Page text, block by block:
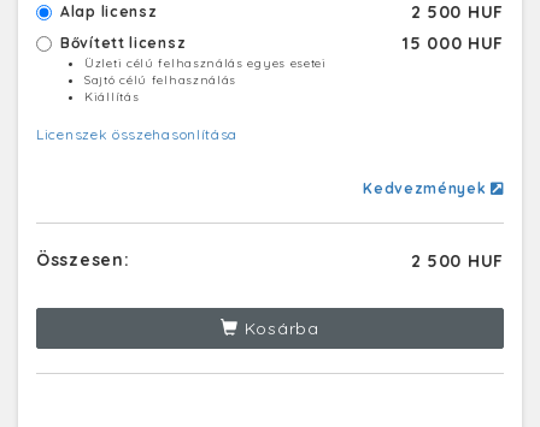
Alap licensz 2 500 HUF
Bővített licensz 15 000 HUF
Üzleti célú felhasználás egyes esetei
Sajtó célú felhasználás
Kiállítás
Licenszek összehasonlítása
Kedvezmények
Összesen: 2 500 HUF
Kosárba